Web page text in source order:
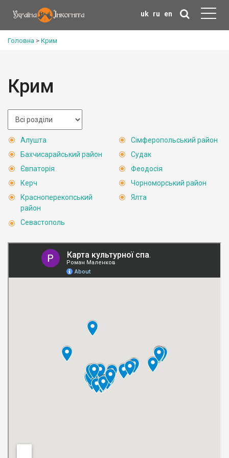
uk ru en
Головна > Крим
Крим
Алушта
Бахчисарайський район
Євпаторія
Керч
Красноперекопський
район
Севастополь
Сімферопольський район
Судак
Феодосія
Чорноморський район
Ялта